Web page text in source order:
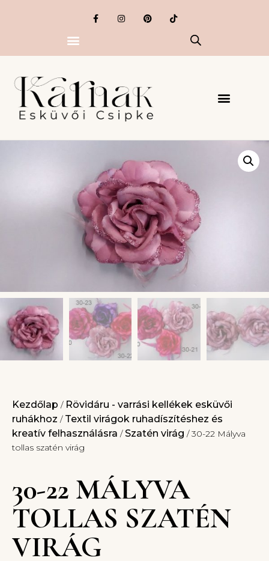
Kezdőlap / Rövidáru - varrási kellékek esküvői
ruhákhoz / Textil virágok ruhadíszítéshez és
kreatív felhasználásra /Szatén virág / 30-22 Mályva
tollas szatén virág
30-22 MÁLYVA
TOLLAS SZATÉN
VIRÁG